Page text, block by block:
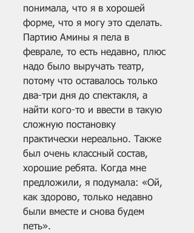
понимала, что я в хорошей
форме, что я могу это сделать.
Партию Амины я пела в
феврале, то есть недавно, плюс
надо было выручать театр,
потому что оставалось только
два-три дня до спектакля, а
найти кого-то и ввести в такую
сложную постановку
практически нереально. Также
был очень классный состав,
хорошие ребята. Когда мне
предложили, я подумала: «Ой,
как здорово, только недавно
были вместе и снова будем
петь».